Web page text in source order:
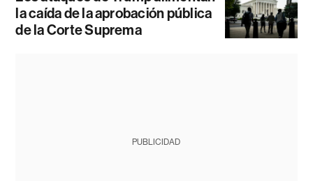
la caída de la aprobación pública
de la Corte Suprema
PUBLICIDAD